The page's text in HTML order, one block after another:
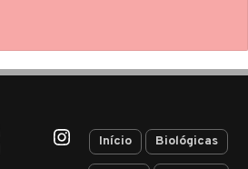
Início Biológicas